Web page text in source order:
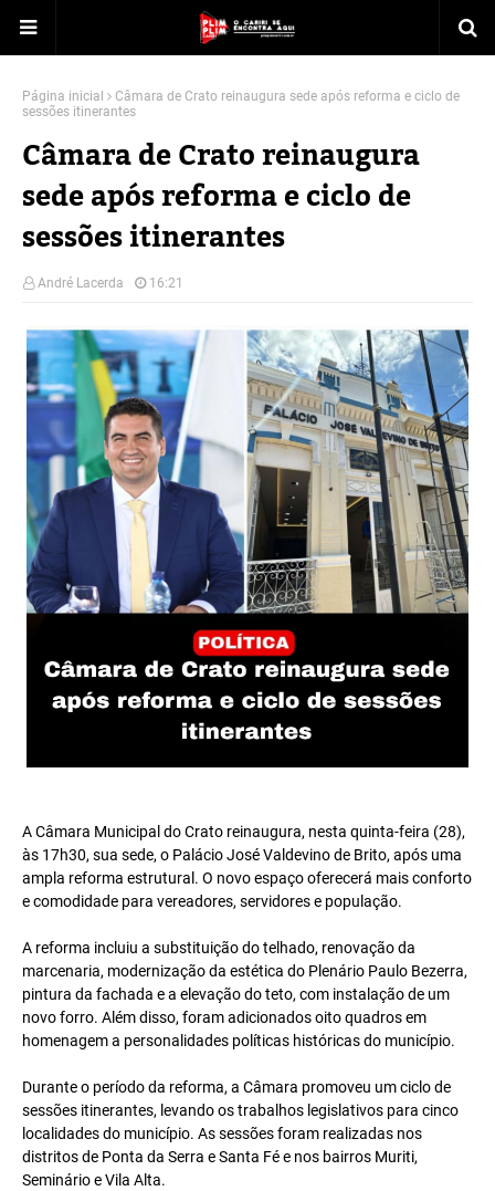
Página inicial
Câmara de Crato reinaugura sede após reforma e ciclo de
sessões itinerantes
Câmara de Crato reinaugura
sede após reforma e ciclo de
sessões itinerantes
André Lacerda 16:21
A Câmara Municipal do Crato reinaugura, nesta quinta-feira (28),
às 17h30, sua sede, o Palácio José Valdevino de Brito, após uma
ampla reforma estrutural. O novo espaço oferecerá mais conforto
e comodidade para vereadores, servidores e população.
A reforma incluiu a substituição do telhado, renovação da
marcenaria, modernização da estética do Plenário Paulo Bezerra,
pintura da fachada e a elevação do teto, com instalação de um
novo forro. Além disso, foram adicionados oito quadros em
homenagem a personalidades políticas históricas do município.
Durante o período da reforma, a Câmara promoveu um ciclo de
sessões itinerantes, levando os trabalhos legislativos para cinco
localidades do município. As sessões foram realizadas nos
distritos de Ponta da Serra e Santa Fé e nos bairros Muriti,
Seminário e Vila Alta.